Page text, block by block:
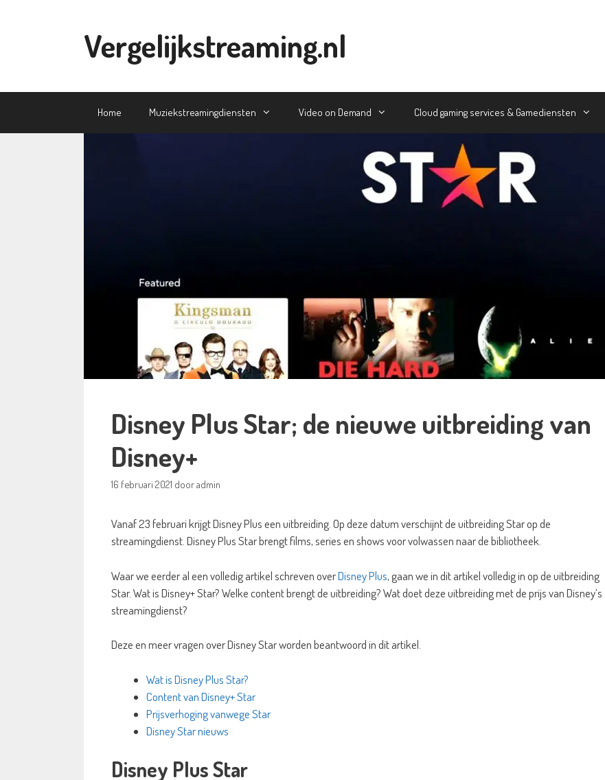
Vergelijkstreaming.nl
Home Muziekstreamingdiensten Video on Demand Cloud gaming services & Gamediensten
Disney Plus Star; de nieuwe uitbreiding van
Disney+
16 februari 2021 dooradmin
Vanaf 23 februari krijgt Disney Plus een uitbreiding. Op deze datum verschijnt de uitbreiding Star op de
streamingdienst. Disney Plus Star brengt films, series en shows voor volwassen naar de bibliotheek.
Waar we eerder al een volledig artikel schreven overDisney Plus, gaan we in dit artikel volledig in op de uitbreiding
Star. Wat is Disney+ Star? Welke content brengt de uitbreiding? Wat doet deze uitbreiding met de prijs van Disney’s
streamingdienst?
Deze en meer vragen over Disney Star worden beantwoord in dit artikel.
Wat is Disney Plus Star?
Content van Disney+ Star
Prijsverhoging vanwege Star
Disney Star nieuws
Disney Plus Star